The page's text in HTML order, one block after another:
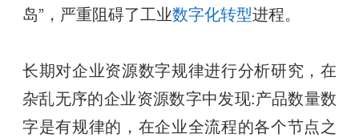
岛”，严重阻碍了工业数字化转型进程。
长期对企业资源数字规律进行分析研究，在
杂乱无序的企业资源数字中发现:产品数量数
字是有规律的，在企业全流程的各个节点之